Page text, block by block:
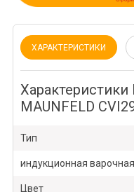
ХАРАКТЕРИСТИКИ
MAUNFELD
Тип
индукционная
Цвет